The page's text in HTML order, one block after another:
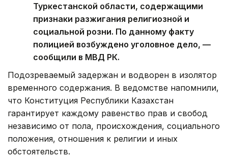
Туркестанской области, содержащими
признаки разжигания религиозной и
социальной розни. По данному факту
полицией возбуждено уголовное дело, —
сообщили в МВД РК.
Подозреваемый задержан и водворен в изолятор
временного содержания. В ведомстве напомнили,
что Конституция Республики Казахстан
гарантирует каждому равенство прав и свобод
независимо от пола, происхождения, социального
положения, отношения к религии и иных
обстоятельств.